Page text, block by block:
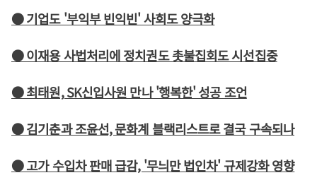
● 기업도 '부익부 빈익빈' 사회도 양극화
● 이재용 사법처리에 정치권도 촛불집회도 시선집중
● 최태원, SK신입사원 만나 '행복한' 성공 조언
● 김기춘과 조윤선, 문화계 블랙리스트로 결국 구속되나
● 고가 수입차 판매 급감, '무늬만 법인차' 규제강화 영향